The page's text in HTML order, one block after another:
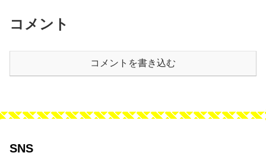
コメント
コメントを書き込む
SNS